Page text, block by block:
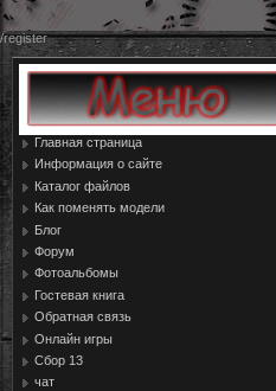
/register
Главная страница
Информация о сайте
Каталог файлов
Как поменять модели
Блог
Форум
Фотоальбомы
Гостевая книга
Обратная связь
Онлайн игры
Сбор 13
чат